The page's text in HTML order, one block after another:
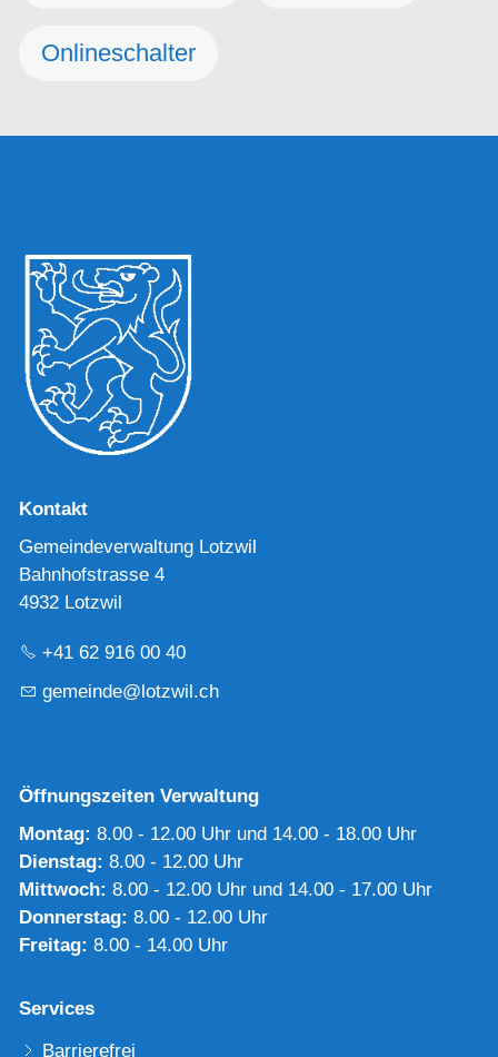
Onlineschalter
Kontakt
Gemeindeverwaltung Lotzwil
Bahnhofstrasse 4
4932 Lotzwil
+41 62 916 00 40
g m nd tzw ch
Öffnungszeiten Verwaltung
Montag: 8.00 - 12.00 Uhr und 14.00 - 18.00 Uhr
Dienstag: 8.00 - 12.00 Uhr
Mittwoch: 8.00 - 12.00 Uhr und 14.00 - 17.00 Uhr
Donnerstag: 8.00 - 12.00 Uhr
Freitag: 8.00 - 14.00 Uhr
Services
Barrierefrei